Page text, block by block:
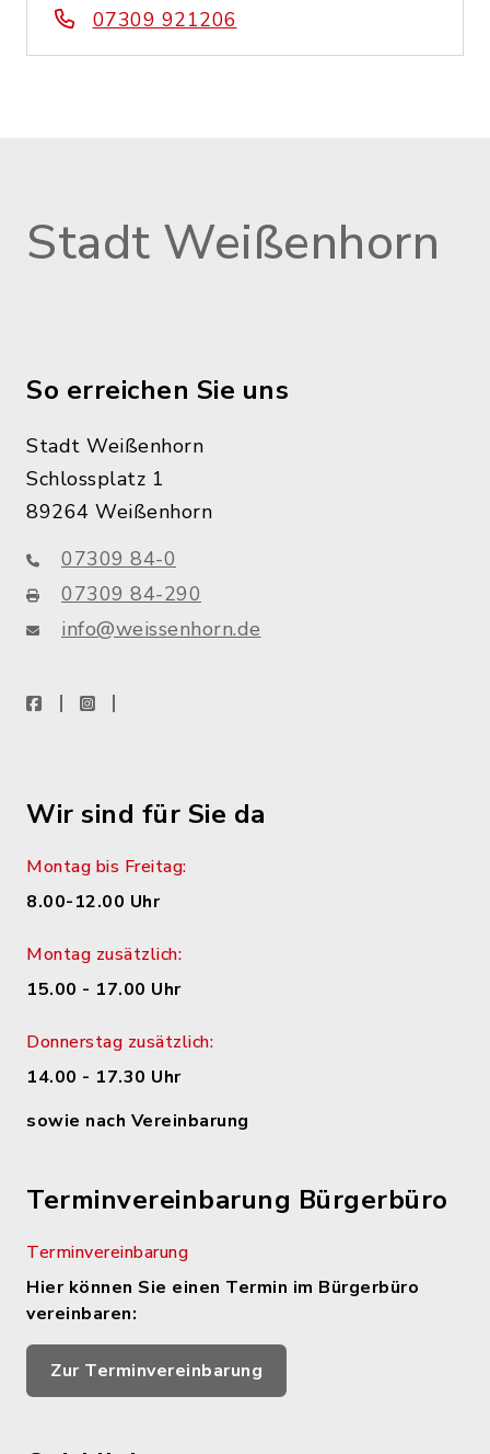
07309 921206
Stadt Weißenhorn
So erreichen Sie uns
Stadt Weißenhorn
Schlossplatz 1
89264 Weißenhorn
07309 84-0
07309 84-290
info@weissenhorn.de
facebookinstagram
Wir sind für Sie da
Montag bis Freitag:
8.00-12.00 Uhr
Montag zusätzlich:
15.00 - 17.00 Uhr
Donnerstag zusätzlich:
14.00 - 17.30 Uhr
sowie nach Vereinbarung
Terminvereinbarung Bürgerbüro
Terminvereinbarung
Hier können Sie einen Termin im Bürgerbüro
vereinbaren:
Zur Terminvereinbarung